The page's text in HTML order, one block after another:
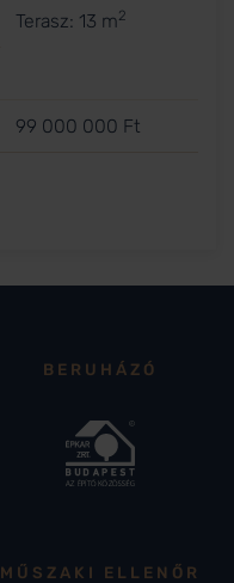
Terasz: 13 m2
99 000 000 Ft
BERUHÁZÓ
MŰSZAKI ELLENŐR